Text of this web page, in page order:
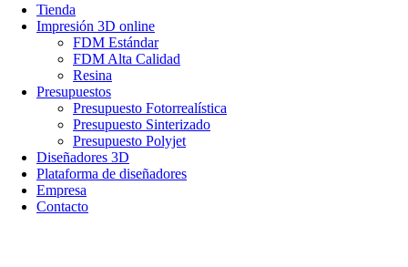
Tienda
Impresión 3D online
FDM Estándar
FDM Alta Calidad
Resina
Presupuestos
Presupuesto Fotorrealística
Presupuesto Sinterizado
Presupuesto Polyjet
Diseñadores 3D
Plataforma de diseñadores
Empresa
Contacto